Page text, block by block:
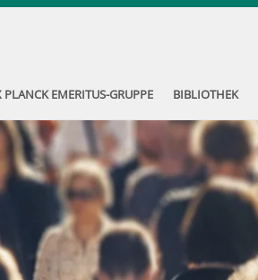
PLANCK EMERITUS-GRUPPE BIBLIOTHEK